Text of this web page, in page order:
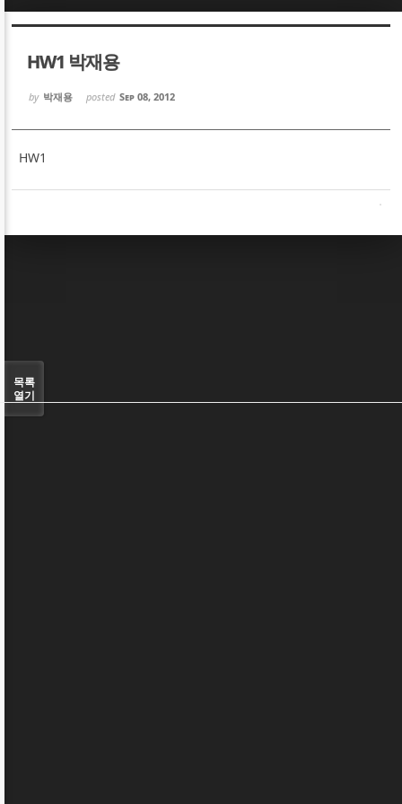
HW1 박재용
by 박재용 posted Sep 08, 2012
HW1
목록
열기
Sketchbook5, 스케치북5
Sketchbook5, 스케치북5
Sketchbook5, 스케치북5
Sketchbook5, 스케치북5